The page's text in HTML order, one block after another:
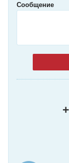
Сообщение